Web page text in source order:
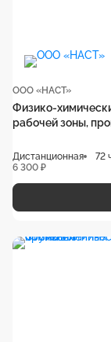
ООО «НАСТ»
Физико-
рабочей зоны,
Дистанционная
72
6 300 ₽